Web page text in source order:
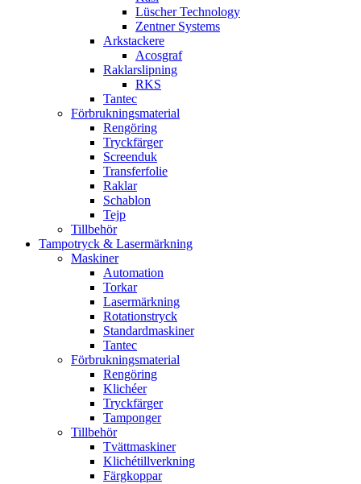
Lüscher Technology
Zentner Systems
Arkstackere
Acosgraf
Raklarslipning
RKS
Tantec
Förbrukningsmaterial
Rengöring
Tryckfärger
Screenduk
Transferfolie
Raklar
Schablon
Tejp
Tillbehör
Tampotryck & Lasermärkning
Maskiner
Automation
Torkar
Lasermärkning
Rotationstryck
Standardmaskiner
Tantec
Förbrukningsmaterial
Rengöring
Klichéer
Tryckfärger
Tamponger
Tillbehör
Tvättmaskiner
Klichétillverkning
Färgkoppar